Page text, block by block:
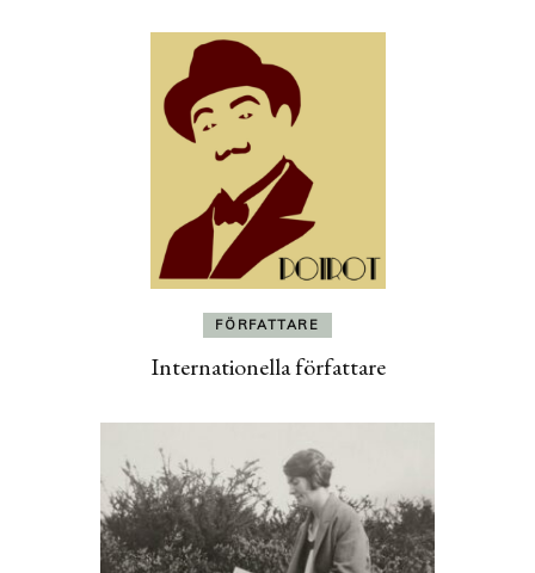
FÖRFATTARE
Internationella författare